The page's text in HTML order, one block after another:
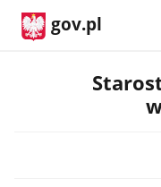
gov.pl